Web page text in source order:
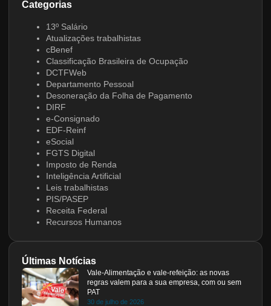
Categorias
13º Salário
Atualizações trabalhistas
cBenef
Classificação Brasileira de Ocupação
DCTFWeb
Departamento Pessoal
Desoneração da Folha de Pagamento
DIRF
e-Consignado
EDF-Reinf
eSocial
FGTS Digital
Imposto de Renda
Inteligência Artificial
Leis trabalhistas
PIS/PASEP
Receita Federal
Recursos Humanos
Últimas Notícias
Vale-Alimentação e vale-refeição: as novas
regras valem para a sua empresa, com ou sem
PAT
30 de julho de 2026